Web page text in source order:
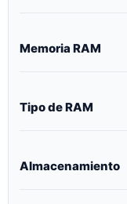
Memoria RAM
Tipo de RAM
Almacenamiento